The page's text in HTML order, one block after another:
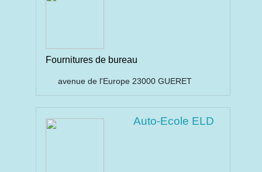
Fournitures de bureau
avenue de l'Europe 23000 GUERET
Auto-Ecole ELD